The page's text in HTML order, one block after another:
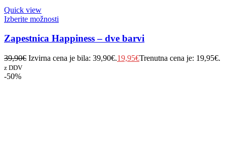
Quick view
Izberite možnosti
Zapestnica Happiness – dve barvi
39,90€ Izvirna cena je bila: 39,90€.19,95€Trenutna cena je: 19,95€.
z DDV
-50%